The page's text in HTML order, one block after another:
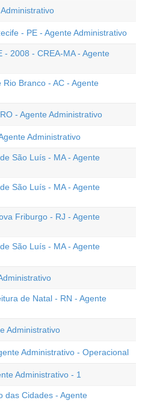
- PE - Agente Administrativo
- 2008 - CREA-MA - Agente
Branco - AC - Agente
- Agente Administrativo
Administrativo
São Luís - MA - Agente
São Luís - MA - Agente
Friburgo - RJ - Agente
São Luís - MA - Agente
de Natal - RN - Agente
Administrativo
Administrativo - Operacional
Administrativo - 1
das Cidades - Agente